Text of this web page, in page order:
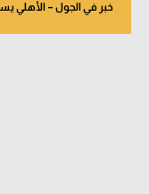
خبر في الجول – الأهلي